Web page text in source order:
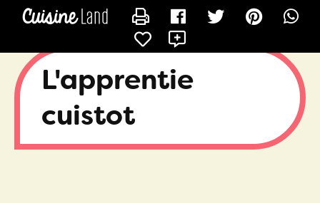
L'apprentie
cuistot
CONTACTER ROXY